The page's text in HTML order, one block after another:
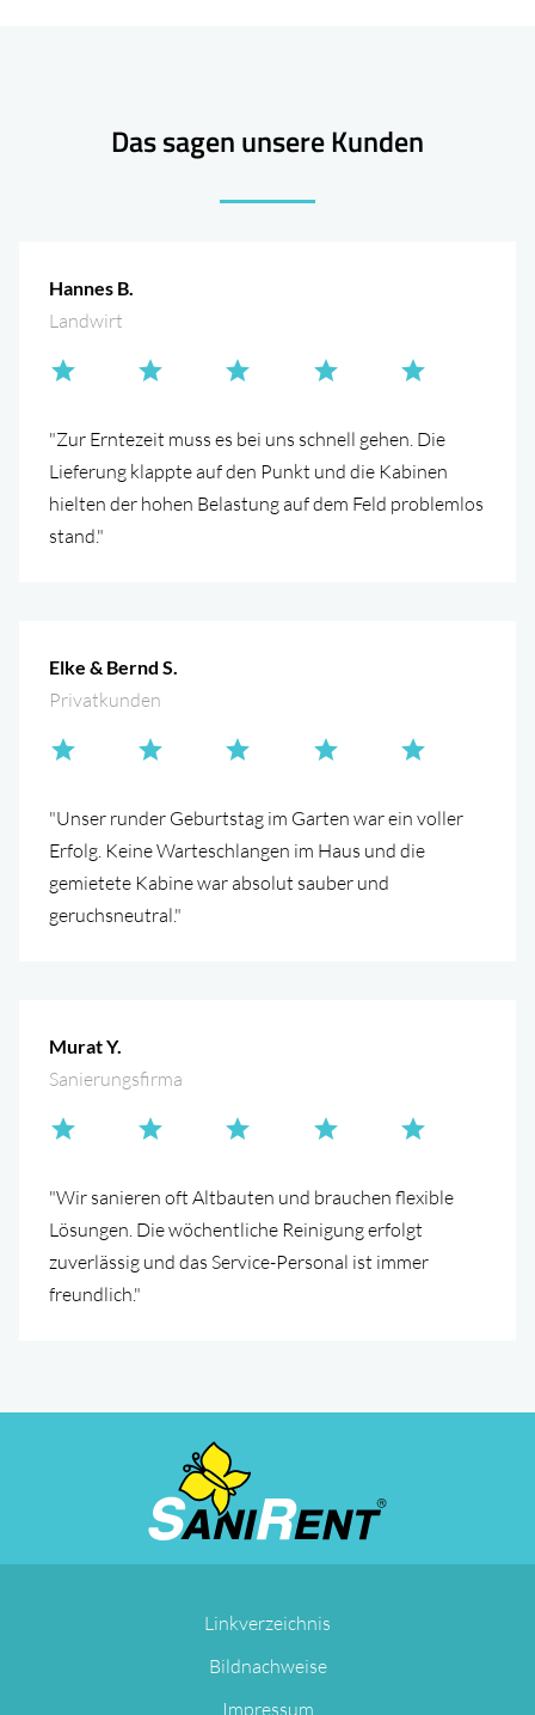
Das sagen unsere Kunden
Hannes B.
Landwirt
"Zur Erntezeit muss es bei uns schnell gehen. Die
Lieferung klappte auf den Punkt und die Kabinen
hielten der hohen Belastung auf dem Feld problemlos
stand."
Elke & Bernd S.
Privatkunden
"Unser runder Geburtstag im Garten war ein voller
Erfolg. Keine Warteschlangen im Haus und die
gemietete Kabine war absolut sauber und
geruchsneutral."
Murat Y.
Sanierungsfirma
"Wir sanieren oft Altbauten und brauchen flexible
Lösungen. Die wöchentliche Reinigung erfolgt
zuverlässig und das Service-Personal ist immer
freundlich."
Navigation
überspringen
Linkverzeichnis
Bildnachweise
Impressum